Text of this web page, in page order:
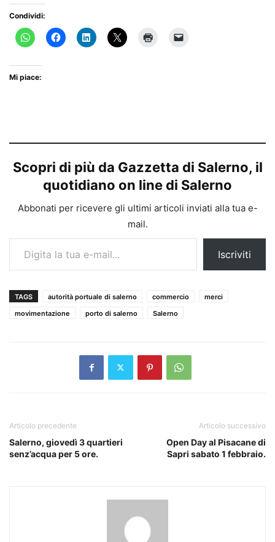
Condividi:
Mi piace:
Scopri di più da Gazzetta di Salerno, il
quotidiano on line di Salerno
Abbonati per ricevere gli ultimi articoli inviati alla tua e-
mail.
Digita la tua e-mail...
Iscriviti
TAGS autorità portuale di salerno commercio
merci
movimentazione
porto di salerno Salerno
Articolo precedente
Salerno, giovedì 3 quartieri
senz’acqua per 5 ore.
Articolo successivo
Open Day al Pisacane di
Sapri sabato 1 febbraio.